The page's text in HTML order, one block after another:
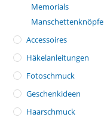
Memorials
Manschettenknöpfe
Accessoires
Häkelanleitungen
Fotoschmuck
Geschenkideen
Haarschmuck